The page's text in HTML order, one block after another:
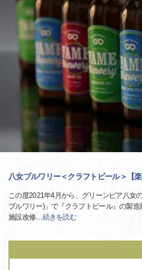
八女ブルワリー＜クラフトビール＞【
この度2021年4月から、グリーンピア八女
ブルワリー)」で『クラフトビール』の製造
施設改修… 続きを読む